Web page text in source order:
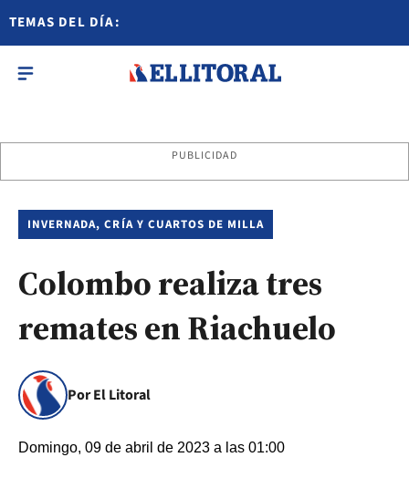
TEMAS DEL DÍA:
PUBLICIDAD
INVERNADA, CRÍA Y CUARTOS DE MILLA
Colombo realiza tres
remates en Riachuelo
Por El Litoral
Domingo, 09 de abril de 2023 a las 01:00